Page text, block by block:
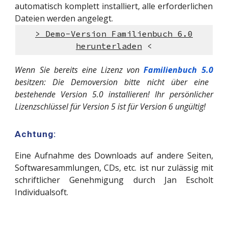
automatisch komplett installiert, alle erforderlichen
Dateien werden angelegt.
> Demo-Version Familienbuch 6.0
herunterladen <
Wenn Sie bereits eine Lizenz vonFamilienbuch 5.0
besitzen: Die Demoversion bitte nicht über eine
bestehende Version 5.0 installieren! Ihr persönlicher
Lizenzschlüssel für Version 5 ist für Version 6 ungültig!
Achtung:
Eine Aufnahme des Downloads auf andere Seiten,
Softwaresammlungen, CDs, etc. ist nur zulässig mit
schriftlicher Genehmigung durch Jan Escholt
Individualsoft.